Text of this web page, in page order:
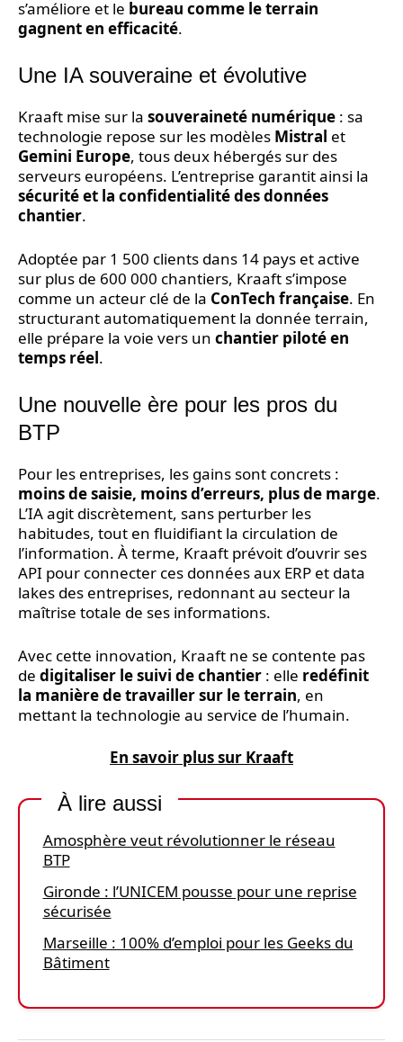
s’améliore et le bureau comme le terrain
gagnent en efficacité.
Une IA souveraine et évolutive
Kraaft mise sur la souveraineté numérique : sa
technologie repose sur les modèles Mistral et
Gemini Europe, tous deux hébergés sur des
serveurs européens. L’entreprise garantit ainsi la
sécurité et la confidentialité des données
chantier.
Adoptée par 1 500 clients dans 14 pays et active
sur plus de 600 000 chantiers, Kraaft s’impose
comme un acteur clé de la ConTech française. En
structurant automatiquement la donnée terrain,
elle prépare la voie vers un chantier piloté en
temps réel.
Une nouvelle ère pour les pros du
BTP
Pour les entreprises, les gains sont concrets :
moins de saisie, moins d’erreurs, plus de marge.
L’IA agit discrètement, sans perturber les
habitudes, tout en fluidifiant la circulation de
l’information. À terme, Kraaft prévoit d’ouvrir ses
API pour connecter ces données aux ERP et data
lakes des entreprises, redonnant au secteur la
maîtrise totale de ses informations.
Avec cette innovation, Kraaft ne se contente pas
de digitaliser le suivi de chantier : elle redéfinit
la manière de travailler sur le terrain, en
mettant la technologie au service de l’humain.
En savoir plus sur Kraaft
À lire aussi
Amosphère veut révolutionner le réseau
BTP
Gironde : l’UNICEM pousse pour une reprise
sécurisée
Marseille : 100% d’emploi pour les Geeks du
Bâtiment